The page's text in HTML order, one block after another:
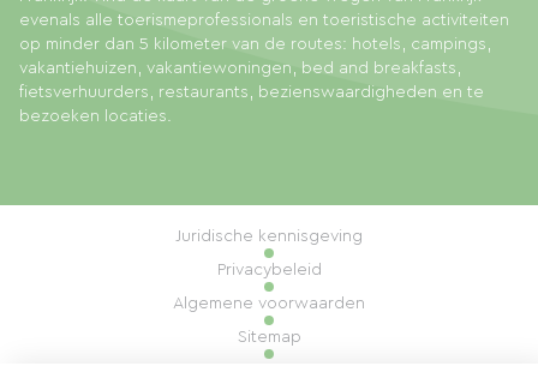
evenals alle toerismeprofessionals en toeristische activiteiten
op minder dan 5 kilometer van de routes: hotels, campings,
vakantiehuizen, vakantiewoningen, bed and breakfasts,
fietsverhuurders, restaurants, bezienswaardigheden en te
bezoeken locaties.
Juridische kennisgeving
Privacybeleid
Algemene voorwaarden
Sitemap